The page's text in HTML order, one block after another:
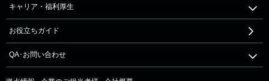
キャリア・福利厚生
お役立ちガイド
QA･お問い合わせ